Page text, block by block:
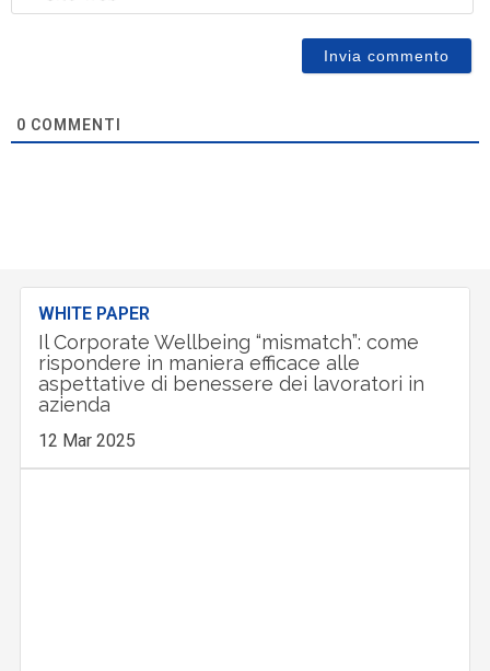
0 COMMENTI
WHITE PAPER
Il Corporate Wellbeing “mismatch”: come
rispondere in maniera efficace alle
aspettative di benessere dei lavoratori in
azienda
12 Mar 2025